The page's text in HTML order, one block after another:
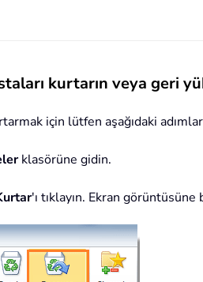
kurtarın veya geri
için lütfen aşağıdaki
klasörüne gidin.
'ı tıklayın. Ekran görüntüsüne